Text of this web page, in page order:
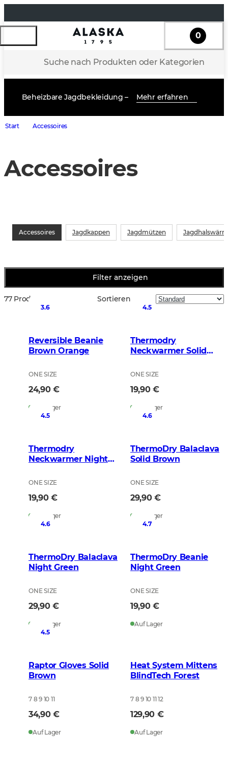
Suche nach Produkten oder Kategorien
0
Beheizbare Jagdbekleidung – Mehr erfahren
Start Accessoires
Accessoires
Accessoires Jagdkappen Jagdmützen
Filter anzeigen
77 Produkte Sortieren nach
3.6
Reversible Beanie
Brown Orange
ONE SIZE
24,90 €
Auf Lager
4.5
Thermodry
Neckwarmer Solid
ONE SIZE
19,90 €
Auf Lager
4.5
Thermodry
Neckwarmer Night
ONE SIZE
19,90 €
Auf Lager
4.6
ThermoDry Balaclava
Solid Brown
ONE SIZE
29,90 €
Auf Lager
4.6
ThermoDry Balaclava
Night Green
ONE SIZE
29,90 €
Auf Lager
4.7
ThermoDry Beanie
Night Green
ONE SIZE
19,90 €
Auf Lager
4.5
Raptor Gloves Solid
Brown
7 8 9 10 11
34,90 €
Auf Lager
Heat System Mittens
BlindTech Forest
7 8 9 10 11 12
129,90 €
Auf Lager